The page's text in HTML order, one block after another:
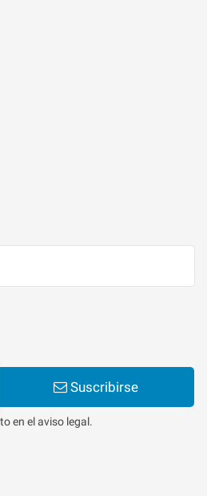
Suscribirse
en el aviso legal.